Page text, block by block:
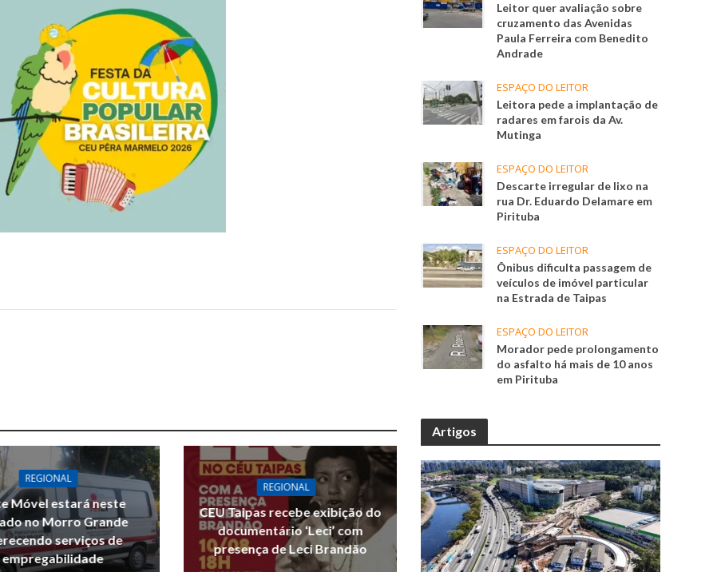
REGIONAL
Móvel estará neste
no Morro Grande
serviços de
empregabilidade
REGIONAL
CEU Taipas recebe exibição do
documentário ‘Leci’ com
presença de Leci Brandão
Leitor quer avaliação sobre
cruzamento das Avenidas
Paula Ferreira com Benedito
Andrade
ESPAÇO DO LEITOR
Leitora pede a implantação de
radares em farois da Av.
Mutinga
ESPAÇO DO LEITOR
Descarte irregular de lixo na
rua Dr. Eduardo Delamare em
Pirituba
ESPAÇO DO LEITOR
Ônibus dificulta passagem de
veículos de imóvel particular
na Estrada de Taipas
ESPAÇO DO LEITOR
Morador pede prolongamento
do asfalto há mais de 10 anos
em Pirituba
Artigos